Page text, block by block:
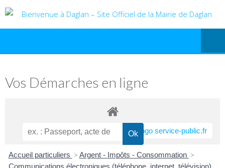
Vos Démarches en ligne
Accueil particuliers > Argent - Impôts - Consommation >